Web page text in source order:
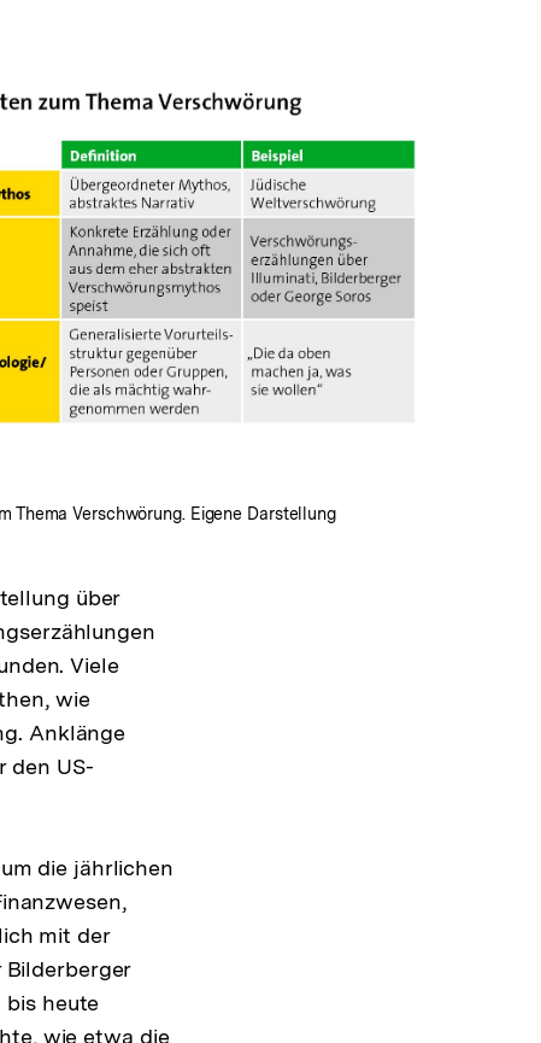
In
Lightbox
öffnen
Thema Verschwörung. Eigene Darstellung
über
Viele
wie
Anklänge
den US-
die jährlichen
mit der
Bilderberger
bis heute
wie etwa die